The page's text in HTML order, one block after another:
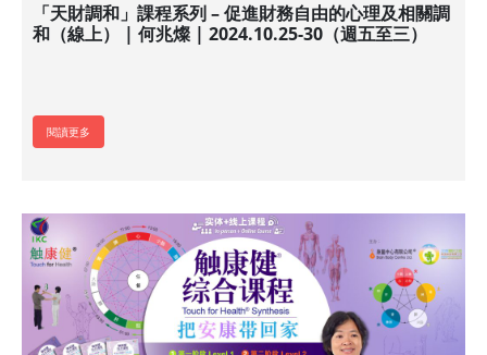
「天財調和」課程系列 – 促進財務自由的心理及相關調
和（線上） | 何兆燦 | 2024.10.25-30（週五至三）
閱讀更多